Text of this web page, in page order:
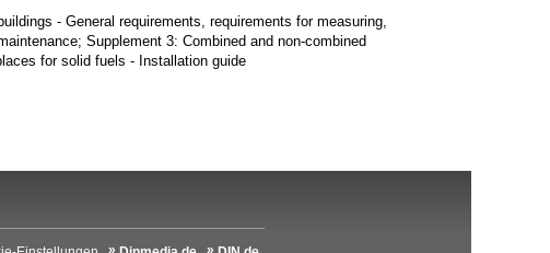
- General requirements, requirements for measuring,
Supplement 3: Combined and non-combined
for solid fuels - Installation guide